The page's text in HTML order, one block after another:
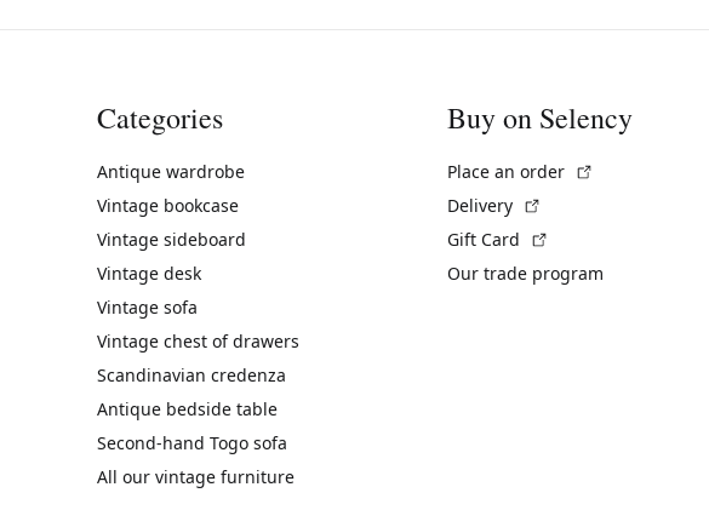
Categories
Antique wardrobe
Vintage bookcase
Vintage sideboard
Vintage desk
Vintage sofa
Vintage chest of drawers
Scandinavian credenza
Antique bedside table
Second-hand Togo sofa
All our vintage furniture
Buy on Selency
Place an order
Delivery
Gift Card
Our trade program